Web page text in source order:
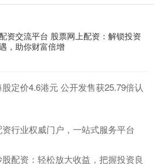
资交流平台 股票网上配资：解锁投资
，助你财富倍增
定价4.6港元 公开发售获25.79倍认
行业权威门户，一站式服务平台
配资：轻松放大收益，把握投资良